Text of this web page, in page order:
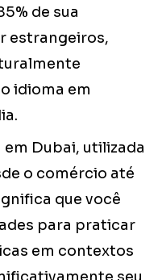
de sua
estrangeiros,
idioma em
Dubai, utilizada
o comércio até
que você
para praticar
em contextos